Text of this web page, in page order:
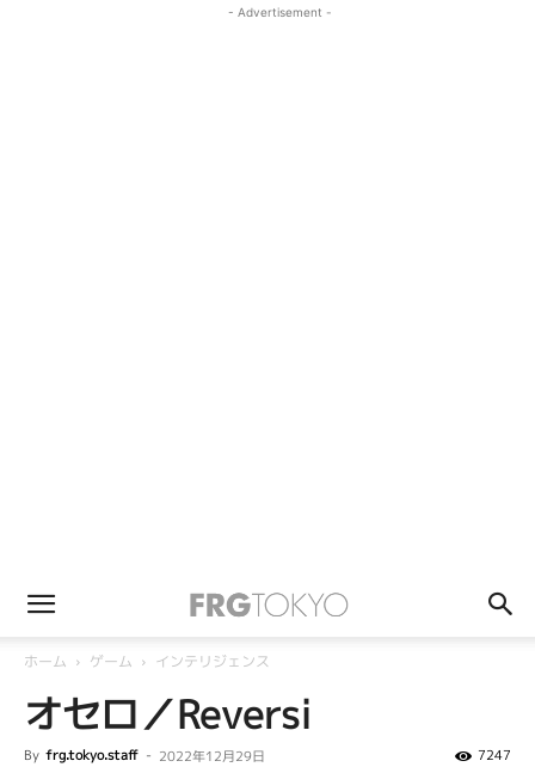
- Advertisement -
ホーム ゲーム インテリジェンス
オセロ／Reversi
By frg.tokyo.staff - 2022年12月29日 7247